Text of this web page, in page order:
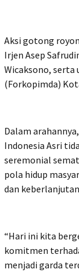
Aksi gotong
Irjen Asep
Wicaksono, serta
(Forkopimda)
Dalam
Indonesia Asri
seremonial
pola hidup
dan
“Hari ini kita
komitmen
menjadi garda